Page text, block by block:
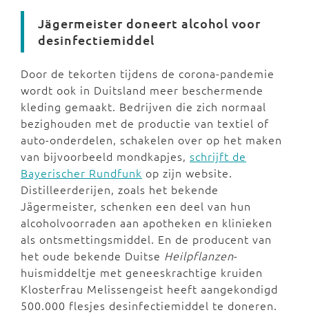
Jägermeister doneert alcohol voor
desinfectiemiddel
Door de tekorten tijdens de corona-pandemie
wordt ook in Duitsland meer beschermende
kleding gemaakt. Bedrijven die zich normaal
bezighouden met de productie van textiel of
auto-onderdelen, schakelen over op het maken
van bijvoorbeeld mondkapjes, schrijft de
Bayerischer Rundfunk op zijn website.
Distilleerderijen, zoals het bekende
Jägermeister, schenken een deel van hun
alcoholvoorraden aan apotheken en klinieken
als ontsmettingsmiddel. En de producent van
het oude bekende Duitse Heilpflanzen-
huismiddeltje met geneeskrachtige kruiden
Klosterfrau Melissengeist heeft aangekondigd
500.000 flesjes desinfectiemiddel te doneren.